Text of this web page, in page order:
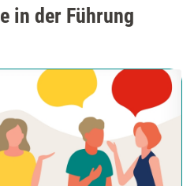
in der Führung